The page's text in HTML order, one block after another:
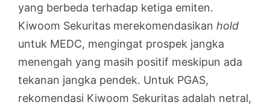
yang berbeda terhadap ketiga emiten.
Kiwoom Sekuritas merekomendasikan hold
untuk MEDC, mengingat prospek jangka
menengah yang masih positif meskipun ada
tekanan jangka pendek. Untuk PGAS,
rekomendasi Kiwoom Sekuritas adalah netral,